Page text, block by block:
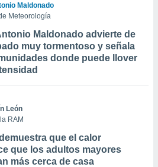
Maldonado
Meteorología
Maldonado advierte de
muy tormentoso y señala
donde puede llover
León
RAM
que el calor
que los adultos mayores
más cerca de casa